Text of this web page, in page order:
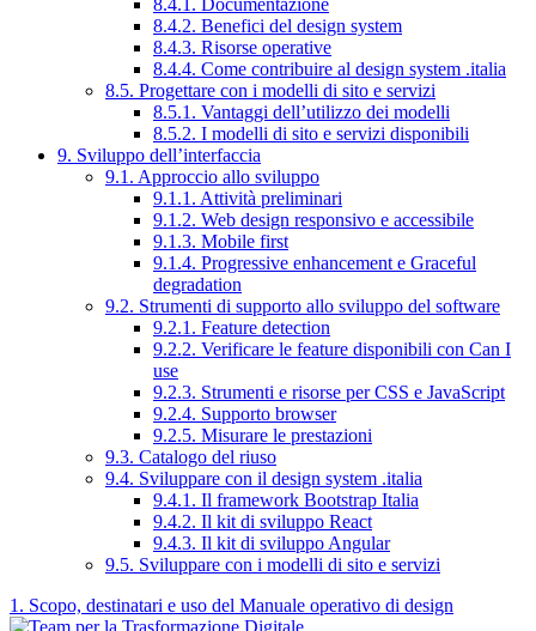
8.4.2. Benefici del design system
8.4.3. Risorse operative
8.4.4. Come contribuire al design system .italia
8.5. Progettare con i modelli di sito e servizi
8.5.1. Vantaggi dell’utilizzo dei modelli
8.5.2. I modelli di sito e servizi disponibili
9. Sviluppo dell’interfaccia
9.1. Approccio allo sviluppo
9.1.1. Attività preliminari
9.1.2. Web design responsivo e accessibile
9.1.3. Mobile first
9.1.4. Progressive enhancement e Graceful
degradation
9.2. Strumenti di supporto allo sviluppo del software
9.2.1. Feature detection
9.2.2. Verificare le feature disponibili con Can I
use
9.2.3. Strumenti e risorse per CSS e JavaScript
9.2.4. Supporto browser
9.2.5. Misurare le prestazioni
9.3. Catalogo del riuso
9.4. Sviluppare con il design system .italia
9.4.1. Il framework Bootstrap Italia
9.4.2. Il kit di sviluppo React
9.4.3. Il kit di sviluppo Angular
9.5. Sviluppare con i modelli di sito e servizi
1. Scopo, destinatari e uso del Manuale operativo di design